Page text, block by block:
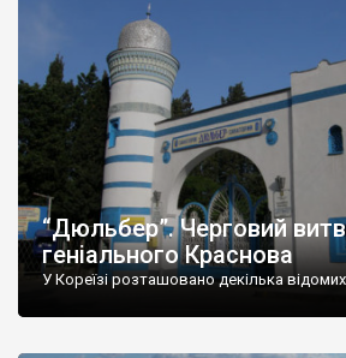
“Дюльбер”. Черговий
геніального Краснова
У Кореїзі розташовано декілька